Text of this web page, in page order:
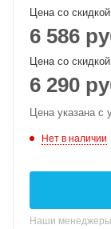
Цена со
6 586
Цена со
6 290
Цена указана с
Нет в наличии
Наши менеджеры